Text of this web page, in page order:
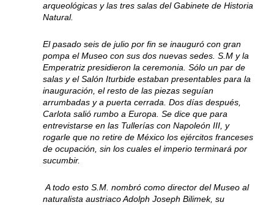
arqueológicas y las tres salas del Gabinete de Historia
Natural.
El pasado seis de julio por fin se inauguró con gran
pompa el Museo con sus dos nuevas sedes. S.M y la
Emperatriz presidieron la ceremonia. Sólo un par de
salas y el Salón Iturbide estaban presentables para la
inauguración, el resto de las piezas seguían
arrumbadas y a puerta cerrada. Dos días después,
Carlota salió rumbo a Europa. Se dice que para
entrevistarse en las Tullerías con Napoleón III, y
rogarle que no retire de México los ejércitos franceses
de ocupación, sin los cuales el imperio terminará por
sucumbir.
A todo esto S.M. nombró como director del Museo al
naturalista austriaco Adolph Joseph Bilimek, su